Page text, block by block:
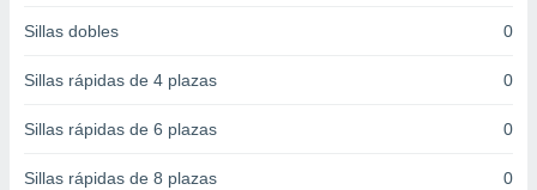
como
de
en
Sillas dobles 0
Sillas rápidas de 4 plazas 0
Sillas rápidas de 6 plazas 0
Sillas rápidas de 8 plazas 0